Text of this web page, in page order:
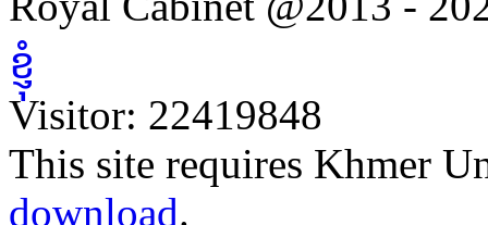
ព្រះរាជសារផ្ញើជូន ឯកឧត្តម
BELLEN ប្រធានាធិបតីសហព័
ព្រះរាជសារផ្ញើជូន ឯកឧត្តម
ប្រធានាធិបតីនៃសាធារណរដ្ឋក
ខ្ញុំ
Visitor: 22419848
This site requires Khmer
download.